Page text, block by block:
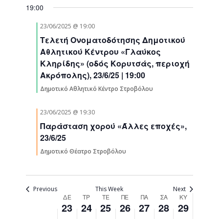
19:00
23/06/2025 @ 19:00
Τελετή Ονοματοδότησης Δημοτικού
Αθλητικού Κέντρου «Γλαύκος
Κληρίδης» (οδός Κορυτσάς, περιοχή
Ακρόπολης), 23/6/25 | 19:00
Δημοτικό Αθλητικό Κέντρο Στροβόλου
23/06/2025 @ 19:30
Παράσταση χορού «Άλλες εποχές»,
23/6/25
Δημοτικό Θέατρο Στροβόλου
Previous This Week Next
ΔΕ
23
ΤΡ
24
ΤΕ
25
ΠΕ
26
ΠΑ
27
ΣΑ
28
ΚΥ
29
03:00
04:00
05:00
06:00
07:00
20252025202520252025
this
2025
this
2025
this